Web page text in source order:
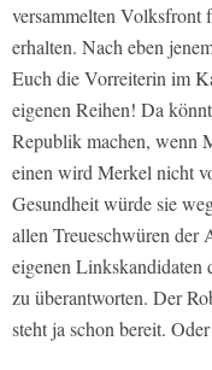
versammelten Volksfront
erhalten. Nach eben
Euch die Vorreiterin im
eigenen Reihen! Da
Republik machen, wenn
einen wird Merkel nicht
Gesundheit würde sie
allen Treueschwüren der
eigenen Linkskandidaten
zu überantworten. Der
steht ja schon bereit. Oder